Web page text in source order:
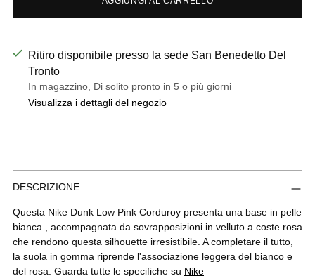
Ritiro disponibile presso la sede San Benedetto Del
Tronto
In magazzino, Di solito pronto in 5 o più giorni
Visualizza i dettagli del negozio
Aggiungere
un
prodotto
al
carrello...
DESCRIZIONE
Questa Nike Dunk Low Pink Corduroy presenta una base in pelle
bianca , accompagnata da sovrapposizioni in velluto a coste rosa
che rendono questa silhouette irresistibile. A completare il tutto,
la suola in gomma riprende l'associazione leggera del bianco e
del rosa. Guarda tutte le specifiche su Nike